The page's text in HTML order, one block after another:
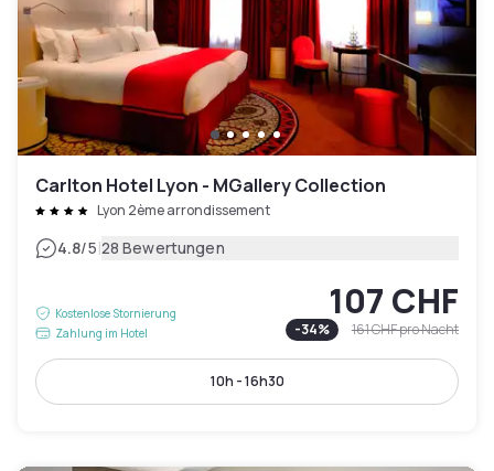
Carlton Hotel Lyon - MGallery Collection
Lyon 2ème arrondissement
4.8/5|28 Bewertungen
Kostenlose Stornierung
Zahlung im Hotel
107 CHF
-34% 161 CHFpro Nacht
10h - 16h30